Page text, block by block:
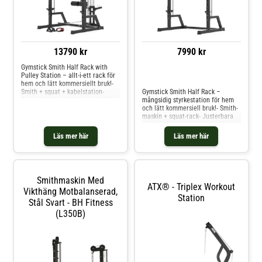
anpassa träningen efter olika
användare och övningar.
Gummerade säkerhetshållare ökar
både komfort och säkerhet. ATX®
valet när du vill kombinera
säkerhet, mångsidighet och
kompakt design i
13790 kr
Läs mer här
Gymstick Smith Half Rack with
Pulley Station – allt-i-ett rack för
hem och lätt kommersiellt bruk!-
Smith + squat + kabelstation-
7990 kr
Läs mer här
Gymstick Smith Half Rack –
mångsidig styrkestation för hem
och lätt kommersiell bruk!- Smith-
maskin + squat-rack- Justerbara
säkerhetsarmar & J-hooks- Multi-
grepp chin-up integrerat
Smithmaskin Med
Vikthäng Motbalanserad,
Stål Svart - BH Fitness
(L350B)
ATX® - Triplex Workout
Station